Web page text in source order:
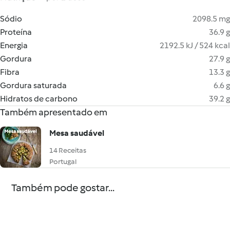
Sódio
2098.5 mg
Proteína
36.9 g
Energia
2192.5 kJ / 524 kcal
Gordura
27.9 g
Fibra
13.3 g
Gordura saturada
6.6 g
Hidratos de carbono
39.2 g
Também apresentado em
Mesa saudável
14 Receitas
Portugal
Também pode gostar...